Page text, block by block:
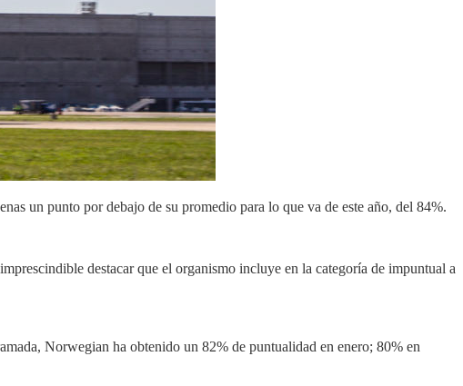
un punto por debajo de su promedio para lo que va de este año, del 84%.
destacar que el organismo incluye en la categoría de impuntual a
Norwegian ha obtenido un 82% de puntualidad en enero; 80% en